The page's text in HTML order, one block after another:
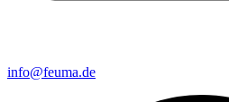
info@feuma.de